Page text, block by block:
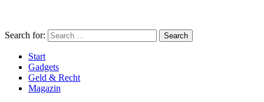
Search for: Search
Start
Gadgets
Geld & Recht
Magazin